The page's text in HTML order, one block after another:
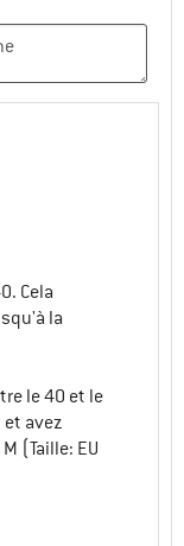
Cela
la
le 40 et le
avez
(Taille: EU